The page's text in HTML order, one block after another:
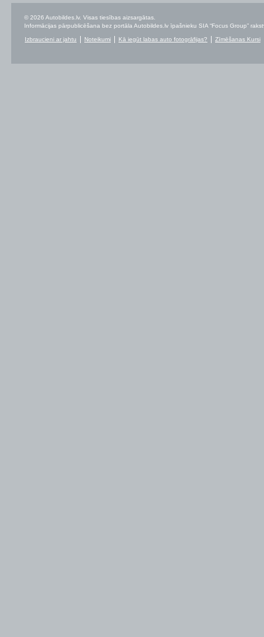
© 2026 Autobildes.lv. Visas tiesības aizsargātas.
Informācijas pārpublicēšana bez portāla Autobildes.lv īpašnieku SIA “Focus Group”
Izbraucieni ar jahtu Noteikumi Kā iegūt labas auto fotogrāfijas? Zīmēšanas Kursi